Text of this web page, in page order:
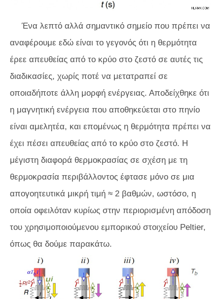
Ένα λεπτό αλλά σημαντικό σημείο που πρέπει να
αναφέρουμε εδώ είναι το γεγονός ότι η θερμότητα
έρεε απευθείας από το κρύο στο ζεστό σε αυτές τις
διαδικασίες, χωρίς ποτέ να μετατραπεί σε
οποιαδήποτε άλλη μορφή ενέργειας. Αποδείχθηκε ότι
η μαγνητική ενέργεια που αποθηκεύεται στο πηνίο
είναι αμελητέα, και επομένως η θερμότητα πρέπει να
έχει πέσει απευθείας από το κρύο στο ζεστό. Η
μέγιστη διαφορά θερμοκρασίας σε σχέση με τη
θερμοκρασία περιβάλλοντος έφτασε μόνο σε μια
απογοητευτικά μικρή τιμή ≈ 2 βαθμών, ωστόσο, η
οποία οφειλόταν κυρίως στην περιορισμένη απόδοση
του χρησιμοποιούμενου εμπορικού στοιχείου Peltier,
όπως θα δούμε παρακάτω.